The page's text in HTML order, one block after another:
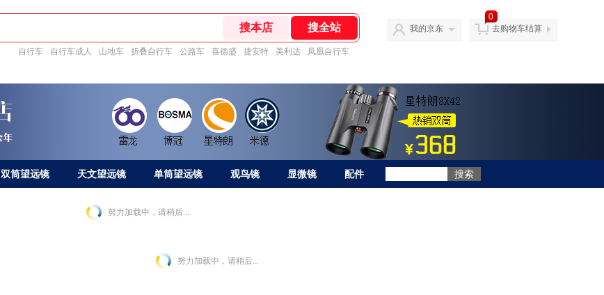
自行车 自行车成人 山地车 折叠自行车 公路车 喜德盛 捷安特 美利达 凤凰自行车
我的京东
0
去购物车结算
双筒望远镜 天文望远镜 单筒望远镜 观鸟镜 显微镜 配件
努力加载中，请稍后...
努力加载中，请稍后...